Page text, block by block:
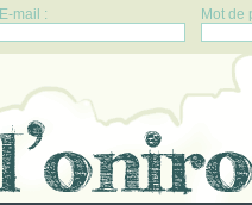
E-mail : Mot de